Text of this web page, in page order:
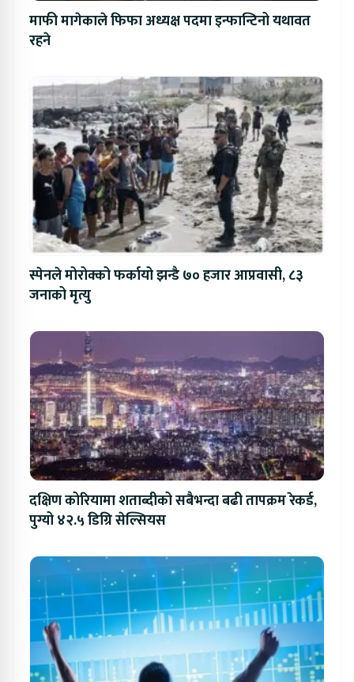
माफी मागेकाले फिफा अध्यक्ष पदमा इन्फान्टिनो यथावत
रहने
स्पेनले मोरोक्को फर्कायो झन्डै ७० हजार आप्रवासी, ८३
जनाको मृत्यु
दक्षिण कोरियामा शताब्दीको सबैभन्दा बढी तापक्रम रेकर्ड,
पुग्यो ४२.५ डिग्रि सेल्सियस